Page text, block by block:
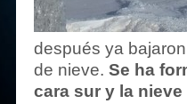
después ya
de nieve. Se ha
cara sur y la